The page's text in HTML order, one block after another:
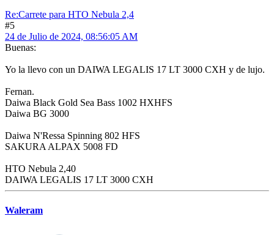
Re:Carrete para HTO Nebula 2,4
#5
24 de Julio de 2024, 08:56:05 AM
Buenas:
Yo la llevo con un DAIWA LEGALIS 17 LT 3000 CXH y de lujo.
Fernan.
Daiwa Black Gold Sea Bass 1002 HXHFS
Daiwa BG 3000
Daiwa N'Ressa Spinning 802 HFS
SAKURA ALPAX 5008 FD
HTO Nebula 2,40
DAIWA LEGALIS 17 LT 3000 CXH
Waleram